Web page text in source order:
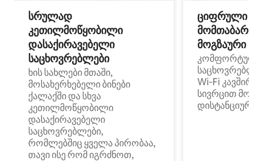
სრულად
კეთილმოწყობილი
დასაქირავებელი
საცხოვრებლები
ხის სახლები მთაში,
მოსახერხებელი ბინები
ქალაქში და სხვა
კეთილმოწყობილი
დასაქირავებელი
საცხოვრებლები,
რომლებშიც ყველა პირობაა,
თავი ისე რომ იგრძნოთ,
ციფრული
მოგზაური
კომფორტული
Wi‑Fi
სივრცით
დისტანციური